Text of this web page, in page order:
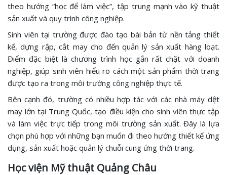
theo hướng “học để làm việc”, tập trung mạnh vào kỹ thuật
sản xuất và quy trình công nghiệp.
Sinh viên tại trường được đào tạo bài bản từ nền tảng thiết
kế, dựng rập, cắt may cho đến quản lý sản xuất hàng loạt.
Điểm đặc biệt là chương trình học gắn rất chặt với doanh
nghiệp, giúp sinh viên hiểu rõ cách một sản phẩm thời trang
được tạo ra trong môi trường công nghiệp thực tế.
Bên cạnh đó, trường có nhiều hợp tác với các nhà máy dệt
may lớn tại Trung Quốc, tạo điều kiện cho sinh viên thực tập
và làm việc trực tiếp trong môi trường sản xuất. Đây là lựa
chọn phù hợp với những bạn muốn đi theo hướng thiết kế ứng
dụng, sản xuất hoặc quản lý chuỗi cung ứng thời trang.
Học viện Mỹ thuật Quảng Châu